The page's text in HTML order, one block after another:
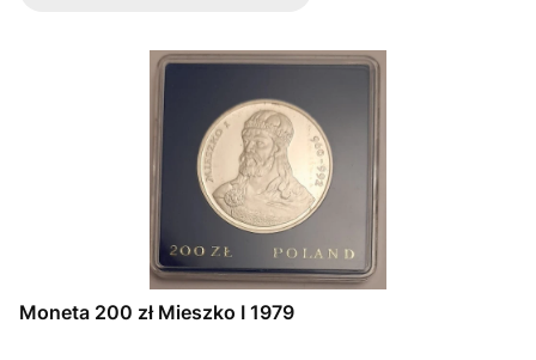
Moneta 200 zł Mieszko I 1979